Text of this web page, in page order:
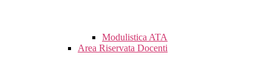
Modulistica ATA
Area Riservata Docenti